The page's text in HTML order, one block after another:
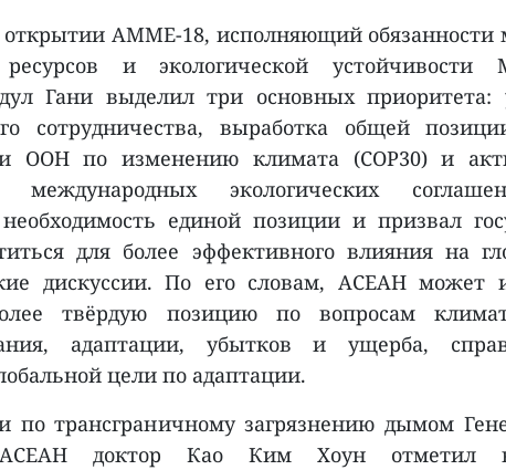
AMME-18, исполняющий обязанности
и экологической устойчивости
Гани выделил три основных приоритета:
сотрудничества, выработка общей
ООН по изменению климата (COP30) и
международных экологических
единой позиции и призвал
для более эффективного влияния на
дискуссии. По его словам, АСЕАН может
твёрдую позицию по вопросам
адаптации, убытков и ущерба,
цели по адаптации.
по трансграничному загрязнению дымом
АСЕАН доктор Као Ким Хоун отметил